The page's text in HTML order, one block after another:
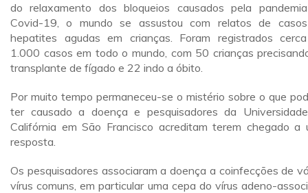
do relaxamento dos bloqueios causados pela
Covid-19, o mundo se assustou com relatos de
hepatites agudas em crianças. Foram registrados
1.000 casos em todo o mundo, com 50 crianças
transplante de fígado e 22 indo a óbito.
Por muito tempo permaneceu-se o mistério sobre o que
ter causado a doença e pesquisadores da
Califórnia em São Francisco acreditam terem chegado a
resposta.
Os pesquisadores associaram a doença a coinfecções de
vírus comuns, em particular uma cepa do vírus adeno-